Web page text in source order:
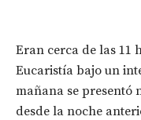
Eran cerca de las 11
Eucaristía bajo un
mañana se presentó
desde la noche